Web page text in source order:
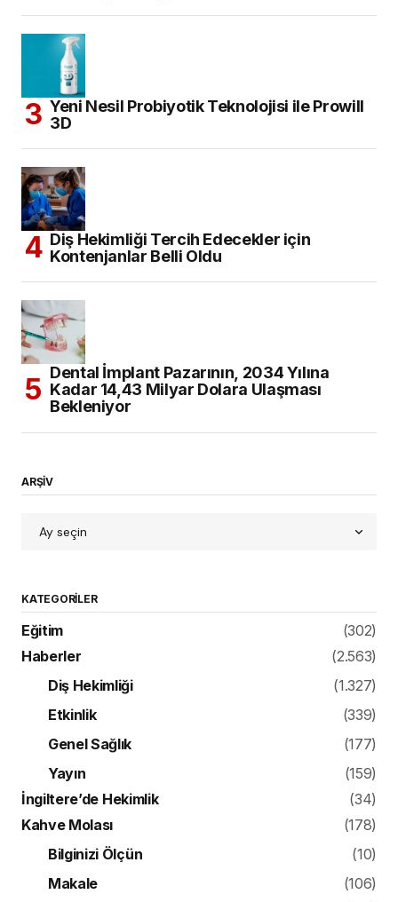
Yeni Nesil Probiyotik Teknolojisi ile Prowill
3D
Diş Hekimliği Tercih Edecekler için
Kontenjanlar Belli Oldu
Dental İmplant Pazarının, 2034 Yılına
Kadar 14,43 Milyar Dolara Ulaşması
Bekleniyor
ARŞİV
KATEGORILER
Eğitim
(302)
Haberler
(2.563)
Diş Hekimliği
(1.327)
Etkinlik
(339)
Genel Sağlık
(177)
Yayın
(159)
İngiltere’de Hekimlik
(34)
Kahve Molası
(178)
Bilginizi Ölçün
(10)
Makale
(106)